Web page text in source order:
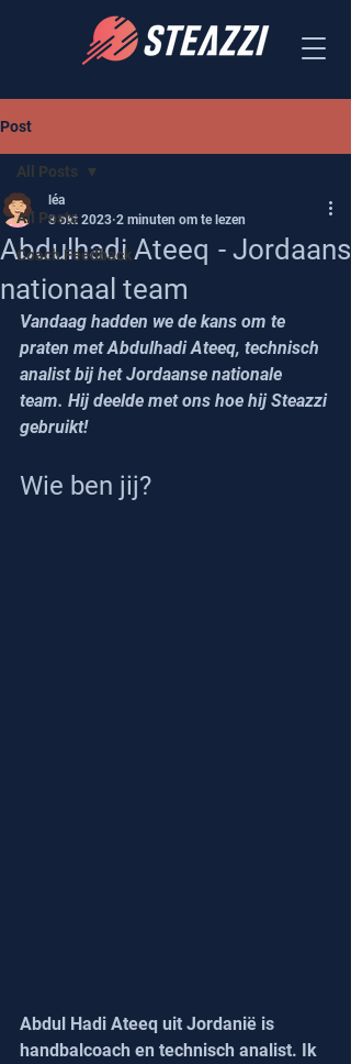
Post
All Posts
Coach Feedback
All Posts
Abdulhadi Ateeq - Jordaans
nationaal team
léa
8 okt 2023 2 minuten om te lezen
Vandaag hadden we de kans om te
praten met Abdulhadi Ateeq, technisch
analist bij het Jordaanse nationale
team. Hij deelde met ons hoe hij Steazzi
gebruikt!
Wie ben jij?
Abdul Hadi Ateeq uit Jordanië is
handbalcoach en technisch analist. Ik